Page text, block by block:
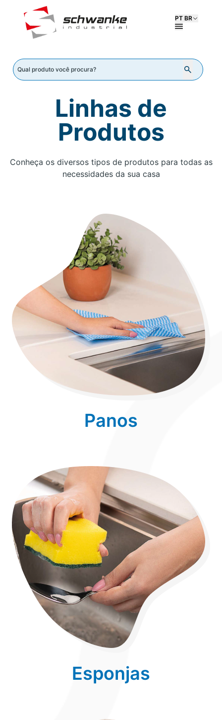
PT BR
Linhas de
Produtos
Conheça os diversos tipos de produtos para todas as
necessidades da sua casa
Panos
Esponjas